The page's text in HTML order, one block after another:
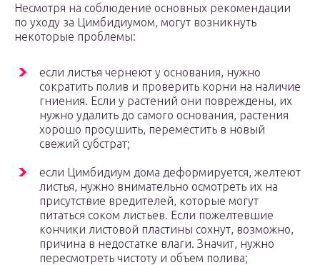
Несмотря на соблюдение основных рекомендации
по уходу за Цимбидиумом, могут возникнуть
некоторые проблемы:
если листья чернеют у основания, нужно
сократить полив и проверить корни на наличие
гниения. Если у растений они повреждены, их
нужно удалить до самого основания, растения
хорошо просушить, переместить в новый
свежий субстрат;
если Цимбидиум дома деформируется, желтеют
листья, нужно внимательно осмотреть их на
присутствие вредителей, которые могут
питаться соком листьев. Если пожелтевшие
кончики листовой пластины сохнут, возможно,
причина в недостатке влаги. Значит, нужно
пересмотреть чистоту и объем полива;